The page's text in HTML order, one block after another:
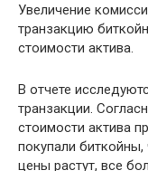
Увеличение
транзакцию
стоимости актива.
В отчете
транзакции.
стоимости актива
покупали
цены растут, все